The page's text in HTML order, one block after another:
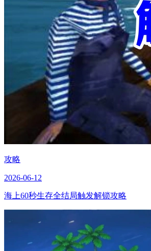
攻略
2026-06-12
海上60秒生存全结局触发解锁攻略